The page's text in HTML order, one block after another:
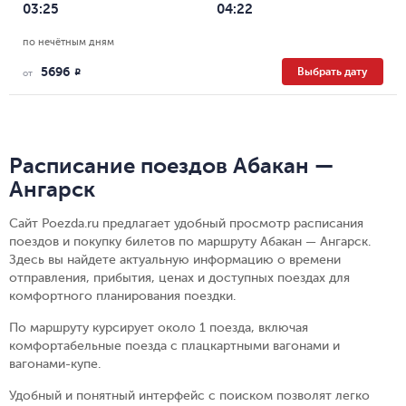
03:25 04:22
по нечётным дням
от 5696 R Выбрать дату
Расписание поездов Абакан —
Ангарск
Сайт Poezda.ru предлагает удобный просмотр расписания
поездов и покупку билетов по маршруту Абакан — Ангарск.
Здесь вы найдете актуальную информацию о времени
отправления, прибытия, ценах и доступных поездах для
комфортного планирования поездки.
По маршруту курсирует около 1 поезда, включая
комфортабельные поезда с плацкартными вагонами и
вагонами-купе.
Удобный и понятный интерфейс с поиском позволят легко